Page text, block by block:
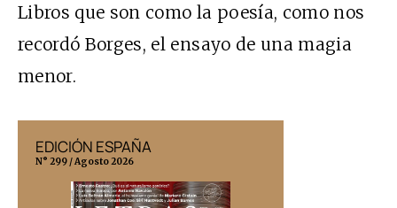
Libros que son como la poesía, como nos
recordó Borges, el ensayo de una magia
menor.
EDICIÓN ESPAÑA
N° 299 / Agosto 2026